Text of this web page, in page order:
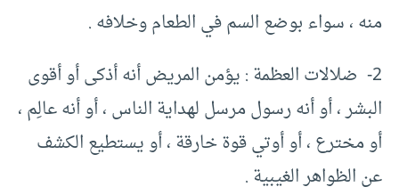
منه ، سواء بوضع السم في الطعام وخلافه .
2- ضلالات العظمة : يؤمن المريض أنه أذكى أو أقوى
البشر ، أو أنه رسول مرسل لهداية الناس ، أو أنه عالِم ،
أو مخترع ، أو أوتي قوة خارقة ، أو يستطيع الكشف
عن الظواهر الغيبية .